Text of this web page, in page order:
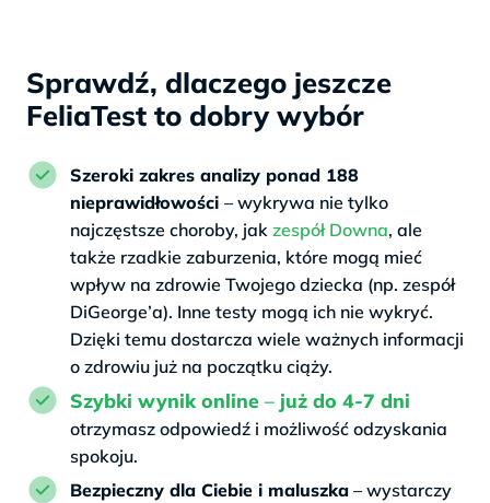
Sprawdź, dlaczego jeszcze
FeliaTest to dobry wybór
Szeroki zakres analizy ponad 188
nieprawidłowości – wykrywa nie tylko
najczęstsze choroby, jak zespół Downa, ale
także rzadkie zaburzenia, które mogą mieć
wpływ na zdrowie Twojego dziecka (np. zespół
DiGeorge’a). Inne testy mogą ich nie wykryć.
Dzięki temu dostarcza wiele ważnych informacji
o zdrowiu już na początku ciąży.
Szybki wynikonline – już do 4-7 dni
otrzymasz odpowiedź i możliwość odzyskania
spokoju.
Bezpieczny dla Ciebie i maluszka – wystarczy